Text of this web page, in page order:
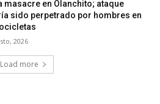
masacre en Olanchito; ataque
sido perpetrado por hombres en
2026
Load more